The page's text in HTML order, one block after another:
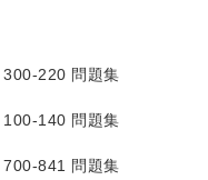
300-220 問題集
100-140 問題集
700-841 問題集